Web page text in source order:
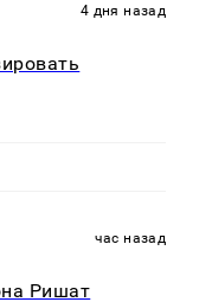
4 дня назад
час назад
Ришат